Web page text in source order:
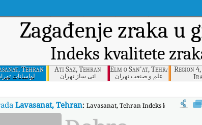
Zagađenje zraka u
Indeks kvalitete
Tehran
لواسانات
Ati Saz, Tehran
آتی ساز تهران
Elm o San'at, Tehran
علم و صنعت تهران
Region
Lavasanat, Tehran: Lavasanat, Tehran Indeks kvalitete